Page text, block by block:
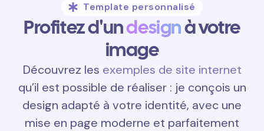
Template personnalisé
Profitez d'undesignà votre
image
Découvrez les exemples de site internet
qu’il est possible de réaliser : je conçois un
design adapté à votre identité, avec une
mise en page moderne et parfaitement